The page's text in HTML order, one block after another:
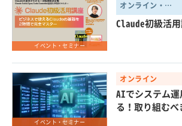
イベント・セミナー
オンライン・東京都
Claude初級活
イベント・セミナー
オンライン
AIでシステム
る！取り組む